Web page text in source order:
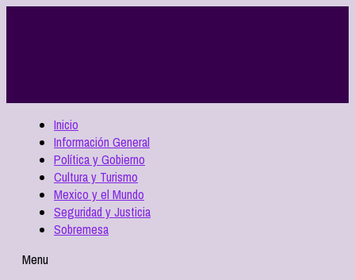
Inicio
Información General
Política y Gobierno
Cultura y Turismo
Mexico y el Mundo
Seguridad y Justicia
Sobremesa
Menu